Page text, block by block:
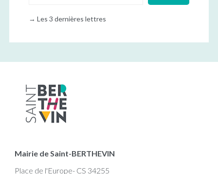
→ Les 3 dernières lettres
Mairie de Saint-BERTHEVIN
Place de l'Europe- CS 34255